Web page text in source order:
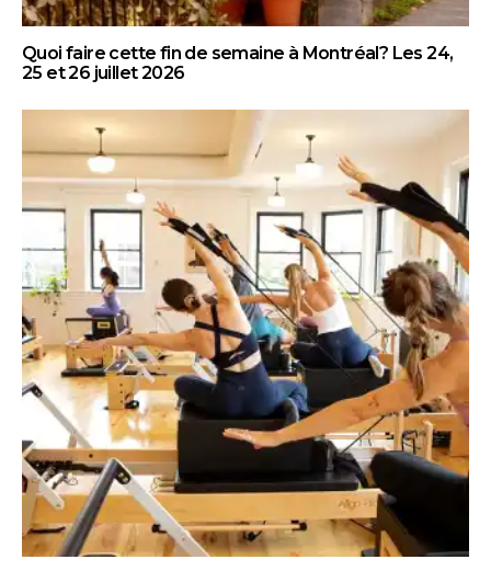
Quoi faire cette fin de semaine à Montréal? Les 24,
25 et 26 juillet 2026